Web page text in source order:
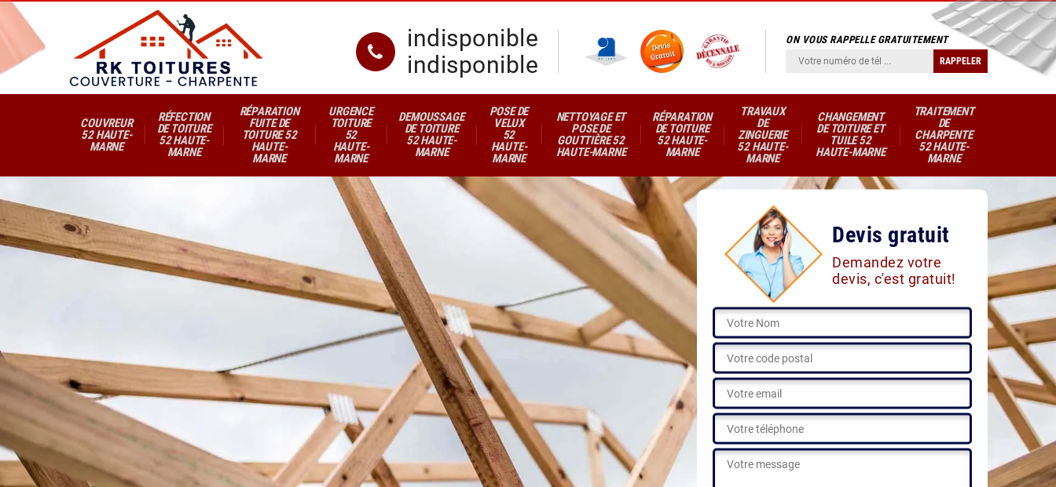
indisponible
indisponible
ON VOUS RAPPELLE GRATUITEMENT
COUVREUR
52 HAUTE-
MARNE
RÉFECTION
DE TOITURE
52 HAUTE-
MARNE
RÉPARATION
FUITE DE
TOITURE 52
HAUTE-
MARNE
URGENCE
TOITURE
52
HAUTE-
MARNE
DEMOUSSAGE
DE TOITURE
52 HAUTE-
MARNE
POSE DE
VELUX
52
HAUTE-
MARNE
NETTOYAGE ET
POSE DE
GOUTTIÈRE 52
HAUTE-MARNE
RÉPARATION
DE TOITURE
52 HAUTE-
MARNE
TRAVAUX
DE
ZINGUERIE
52 HAUTE-
MARNE
CHANGEMENT
DE TOITURE ET
TUILE 52
HAUTE-MARNE
TRAITEMENT
DE
CHARPENTE
52 HAUTE-
MARNE
Devis gratuit
Demandez votre
devis, c'est gratuit!